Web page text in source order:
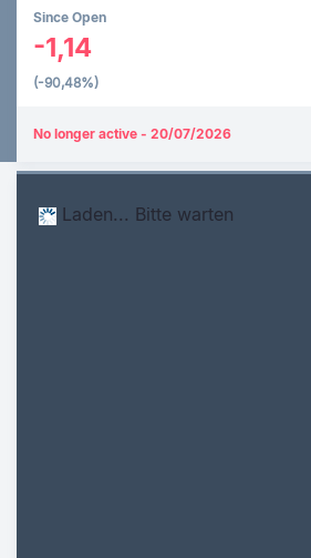
Since Open
-1,14
(-90,48%)
No longer active - 20/07/2026
Laden... Bitte warten